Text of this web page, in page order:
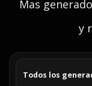
Mas
y
Todos los